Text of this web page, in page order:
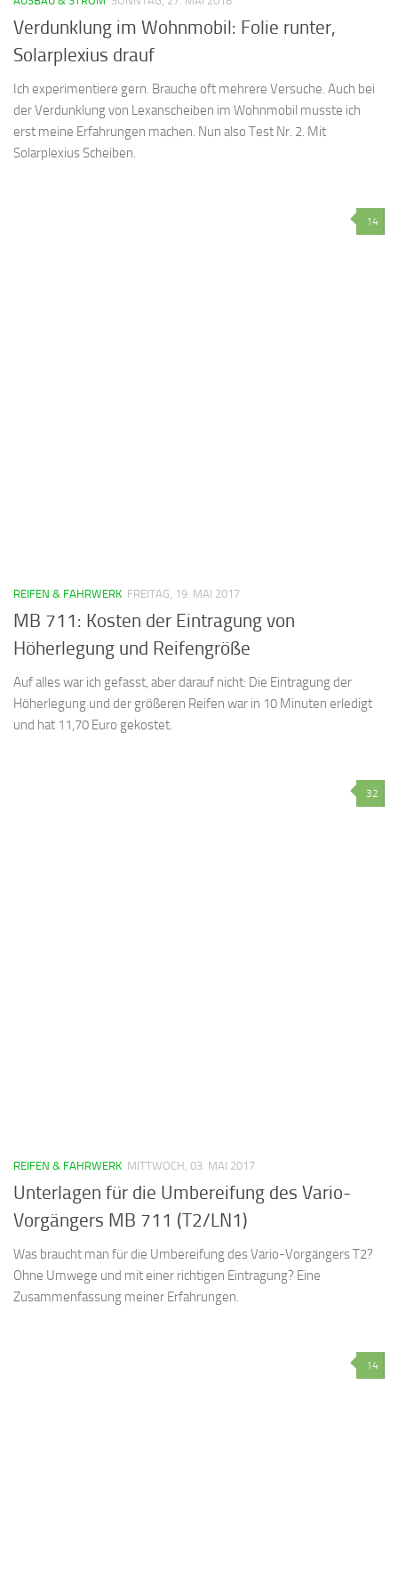
Verdunklung im Wohnmobil: Folie runter,
Solarplexius drauf
Ich experimentiere gern. Brauche oft mehrere Versuche. Auch bei
der Verdunklung von Lexanscheiben im Wohnmobil musste ich
erst meine Erfahrungen machen. Nun also Test Nr. 2. Mit
Solarplexius Scheiben.
14
REIFEN & FAHRWERK FREITAG, 19. MAI 2017
MB 711: Kosten der Eintragung von
Höherlegung und Reifengröße
Auf alles war ich gefasst, aber darauf nicht: Die Eintragung der
Höherlegung und der größeren Reifen war in 10 Minuten erledigt
und hat 11,70 Euro gekostet.
32
REIFEN & FAHRWERK MITTWOCH, 03. MAI 2017
Unterlagen für die Umbereifung des Vario-
Vorgängers MB 711 (T2/LN1)
Was braucht man für die Umbereifung des Vario-Vorgängers T2?
Ohne Umwege und mit einer richtigen Eintragung? Eine
Zusammenfassung meiner Erfahrungen.
14